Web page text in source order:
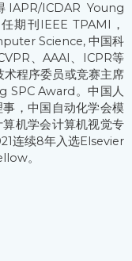
ICDAR Young
期刊IEEE TPAMI，
Science, 中国科
、AAAI、ICPR等
程序委员或竞赛主席
SPC Award。中国人
，中国自动化学会模
机学会计算机视觉专
连续8年入选Elsevier
。